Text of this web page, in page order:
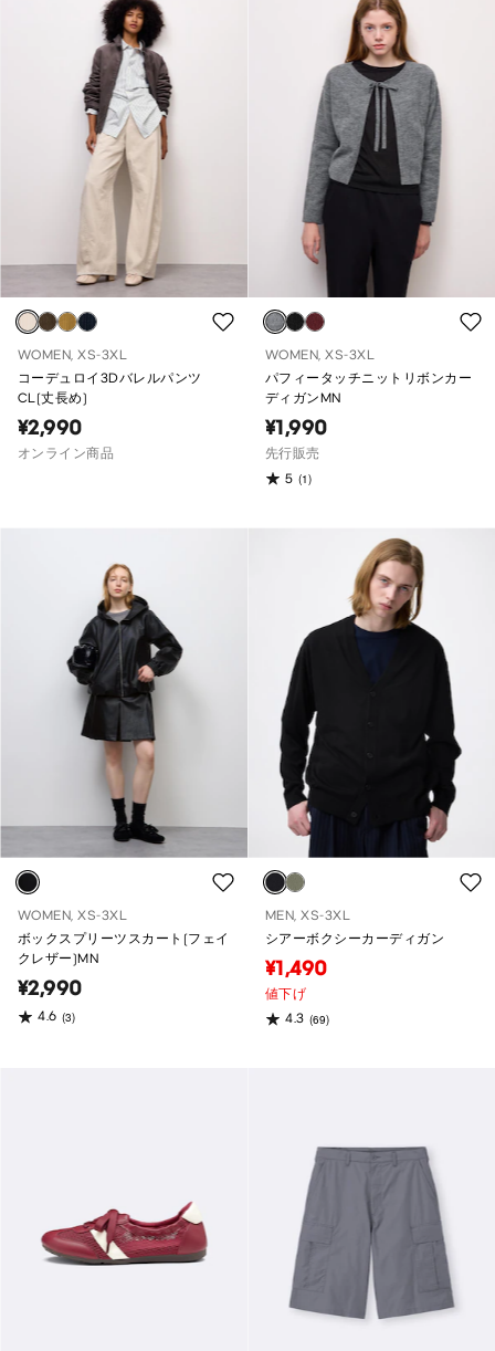
WOMEN, XS-3XL
コーデュロイ3Dバレルパンツ
CL(丈長め)
¥2,990
オンライン商品
WOMEN, XS-3XL
パフィータッチニットリボンカー
ディガンMN
¥1,990
先行販売
5 (1)
WOMEN, XS-3XL
ボックスプリーツスカート(フェイ
クレザー)MN
¥2,990
4.6 (3)
MEN, XS-3XL
シアーボクシーカーディガン
¥1,490
値下げ
4.3 (69)